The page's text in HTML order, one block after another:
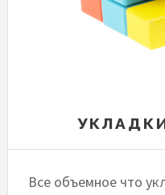
Все объемное что